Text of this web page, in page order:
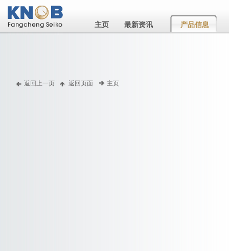
主页 最新资讯 产品信息
返回上一页 返回页面 主页